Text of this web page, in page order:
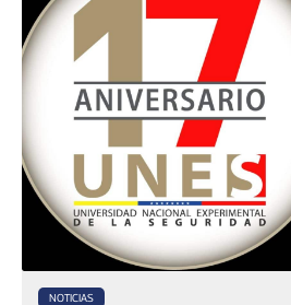
NOTICIAS